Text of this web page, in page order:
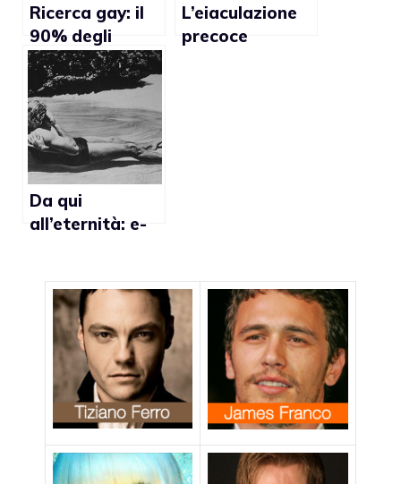
Ricerca gay: il
90% degli
uomini ha
praticato o
ricevuto il sesso
orale
L’eiaculazione
precoce
Da qui
all’eternità: e-
reintegrate